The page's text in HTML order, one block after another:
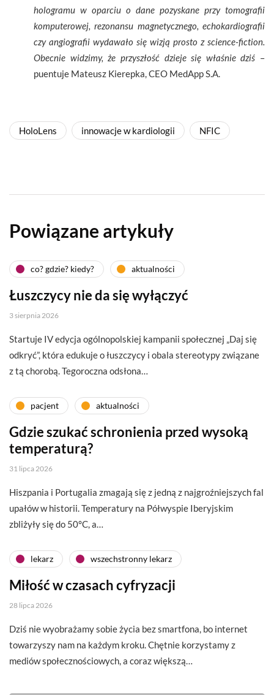
hologramu w oparciu o dane pozyskane przy tomografii
komputerowej, rezonansu magnetycznego, echokardiografii
czy angiografii wydawało się wizją prosto z science-fiction.
Obecnie widzimy, że przyszłość dzieje się właśnie dziś –
puentuje Mateusz Kierepka, CEO MedApp S.A.
HoloLens innowacje w kardiologii NFIC
Powiązane artykuły
co? gdzie? kiedy? aktualności
Łuszczycy nie da się wyłączyć
3 sierpnia 2026
Startuje IV edycja ogólnopolskiej kampanii społecznej „Daj się
odkryć”, która edukuje o łuszczycy i obala stereotypy związane
z tą chorobą. Tegoroczna odsłona…
pacjent aktualności
Gdzie szukać schronienia przed wysoką
temperaturą?
31 lipca 2026
Hiszpania i Portugalia zmagają się z jedną z najgroźniejszych fal
upałów w historii. Temperatury na Półwyspie Iberyjskim
zbliżyły się do 50°C, a…
lekarz wszechstronny lekarz
Miłość w czasach cyfryzacji
28 lipca 2026
Dziś nie wyobrażamy sobie życia bez smartfona, bo internet
towarzyszy nam na każdym kroku. Chętnie korzystamy z
mediów społecznościowych, a coraz większą…